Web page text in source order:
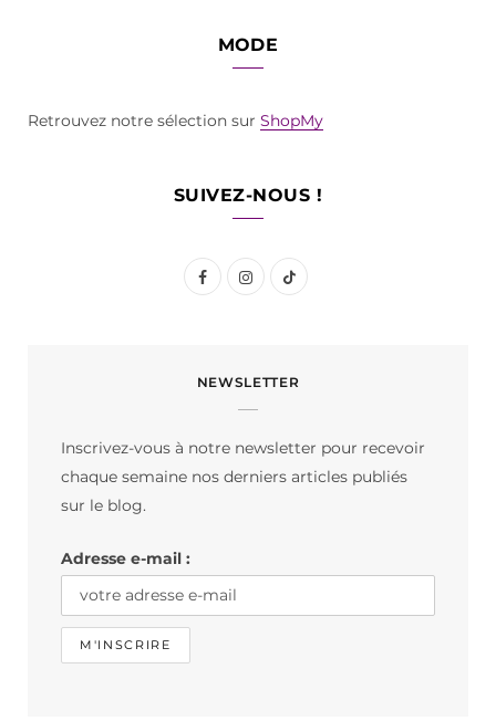
MODE
Retrouvez notre sélection sur ShopMy
SUIVEZ-NOUS !
F
e
I
t
m
T
T
NEWSLETTER
Inscrivez-vous à notre newsletter pour recevoir
chaque semaine nos derniers articles publiés
sur le blog.
Adresse e-mail :